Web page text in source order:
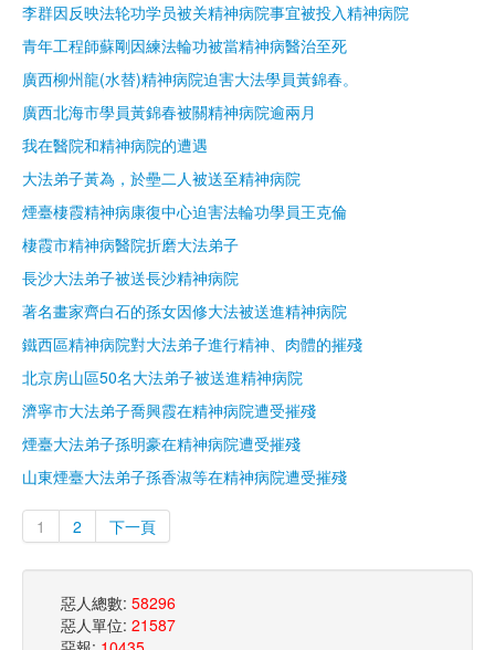
李群因反映法轮功学员被关精神病院事宜被投入精神病院
青年工程師蘇剛因練法輪功被當精神病醫治至死
廣西柳州龍(水替)精神病院迫害大法學員黃錦春。
廣西北海市學員黃錦春被關精神病院逾兩月
我在醫院和精神病院的遭遇
大法弟子黃為，於壘二人被送至精神病院
煙臺棲霞精神病康復中心迫害法輪功學員王克倫
棲霞市精神病醫院折磨大法弟子
長沙大法弟子被送長沙精神病院
著名畫家齊白石的孫女因修大法被送進精神病院
鐵西區精神病院對大法弟子進行精神、肉體的摧殘
北京房山區50名大法弟子被送進精神病院
濟寧市大法弟子喬興霞在精神病院遭受摧殘
煙臺大法弟子孫明豪在精神病院遭受摧殘
山東煙臺大法弟子孫香淑等在精神病院遭受摧殘
1 2 下一頁
惡人總數: 58296
惡人單位: 21587